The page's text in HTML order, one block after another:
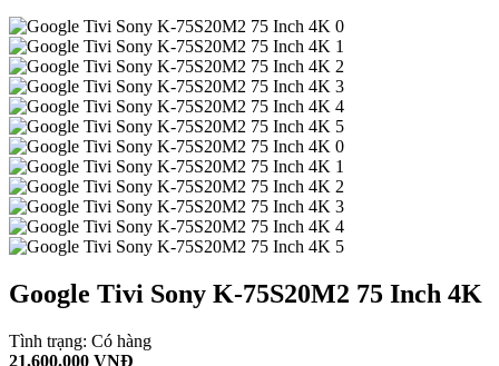
Google Tivi Sony K-75S20M2 75 Inch 4K
Tình trạng: Có hàng
21.600.000 VNĐ